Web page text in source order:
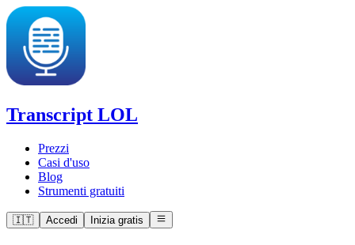
Transcript LOL
Prezzi
Casi d'uso
Blog
Strumenti gratuiti
🇮🇹 Accedi Inizia gratis